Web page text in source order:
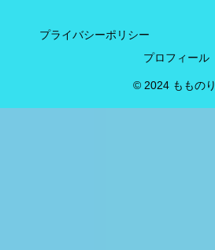
プライバシーポリシー
プロフィール
© 2024 もものり.